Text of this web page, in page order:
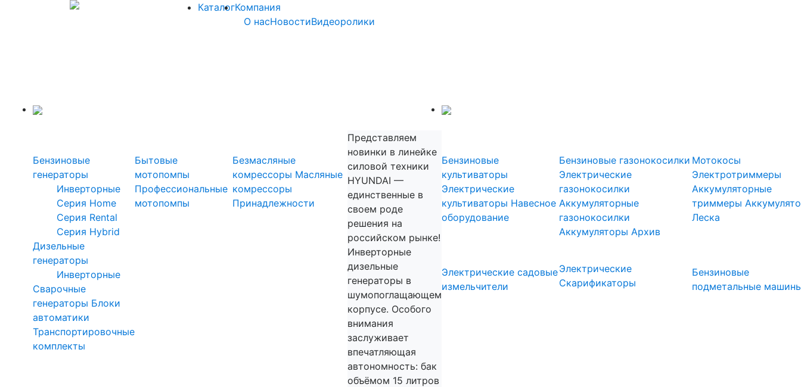
КаталогКомпания
О насНовостиВидеоролики
Бензиновые
генераторы
Инверторные
Серия Home
Серия Rental
Серия Hybrid
Дизельные
генераторы
Инверторные
Сварочные
генераторы Блоки
автоматики
Транспортировочные
комплекты
Бытовые
мотопомпы
Профессиональные
мотопомпы
Безмасляные
комрессоры Масляные
комрессоры
Принадлежности
Представляем
новинки в линейке
силовой техники
HYUNDAI —
единственные в
своем роде
решения на
российском рынке!
Инверторные
дизельные
генераторы в
шумопоглащающем
корпусе. Особого
внимания
заслуживает
впечатляющая
автономность: бак
объёмом 15 литров
Бензиновые
культиваторы
Электрические
культиваторы Навесное
оборудование
Электрические садовые
измельчители
Бензиновые газонокосилки
Электрические
газонокосилки
Аккумуляторные
газонокосилки
Аккумуляторы Архив
Электрические
Скарификаторы
Мотокосы
Электротриммеры
Аккумуляторные
триммеры
Леска
Бензиновые
подметальные